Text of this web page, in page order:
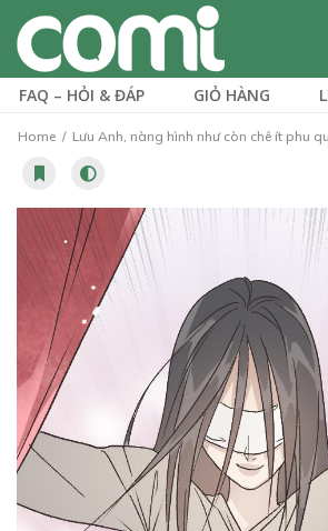
FAQ – HỎI & ĐÁP GIỎ HÀNG
Home Lưu Anh, nàng hình như còn chê ít phu